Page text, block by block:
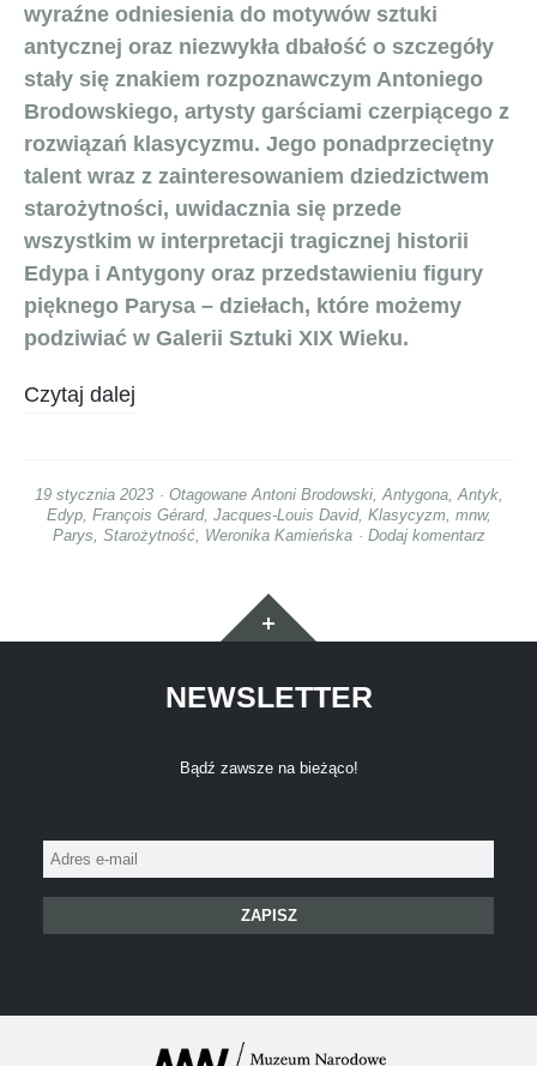
wyraźne odniesienia do motywów sztuki
antycznej oraz niezwykła dbałość o szczegóły
stały się znakiem rozpoznawczym Antoniego
Brodowskiego, artysty garściami czerpiącego z
rozwiązań klasycyzmu. Jego ponadprzeciętny
talent wraz z zainteresowaniem dziedzictwem
starożytności, uwidacznia się przede
wszystkim w interpretacji tragicznej historii
Edypa i Antygony oraz przedstawieniu figury
pięknego Parysa – dziełach, które możemy
podziwiać w Galerii Sztuki XIX Wieku.
Czytaj dalej
19 stycznia 2023 Otagowane Antoni Brodowski, Antygona, Antyk,
Edyp, François Gérard, Jacques-Louis David, Klasycyzm mnw,
Parys Starożytność, Weronika Kamieńska Dodaj komentarz
Widgety
NEWSLETTER
Bądź zawsze na bieżąco!
Adres
e-